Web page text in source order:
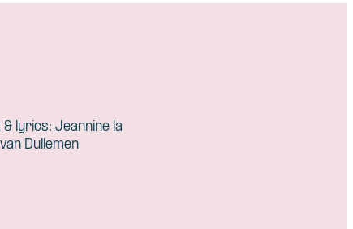
lyrics: Jeannine la
Dullemen